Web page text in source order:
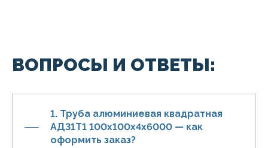
ВОПРОСЫ И ОТВЕТЫ:
1. Труба алюминиевая квадратная
АД31Т1 100х100х4х6000 — как
оформить заказ?